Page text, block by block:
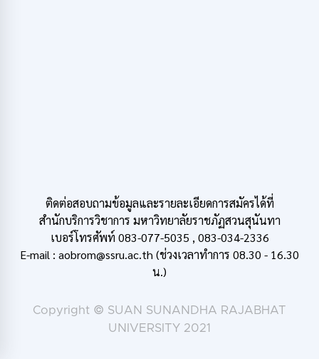
ติดต่อสอบถามข้อมูลและรายละเอียดการสมัครได้ที่
สำนักบริการวิชาการ มหาวิทยาลัยราชภัฏสวนสุนันทา
เบอร์โทรศัพท์ 083-077-5035 , 083-034-2336
E-mail : aobrom@ssru.ac.th (ช่วงเวลาทำการ 08.30 - 16.30
น.)
Copyright © SUAN SUNANDHA RAJABHAT
UNIVERSITY 2021